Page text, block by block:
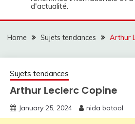
d'actualité.
Home Sujets tendances Arthur
Sujets tendances
Arthur Leclerc Copine
January 25, 2024 nida batool